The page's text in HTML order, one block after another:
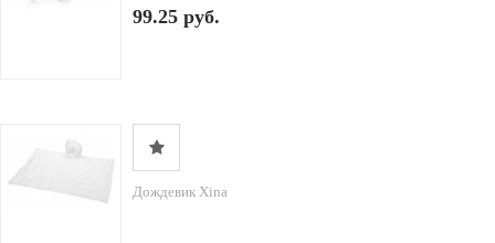
99.25 руб.
Дождевик Xina